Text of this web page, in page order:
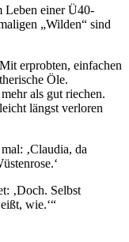
Leben einer Ü40-
„Wilden“ sind
erprobten, einfachen
Öle.
als gut riechen.
längst verloren
‚Claudia, da
‚Doch. Selbst
wie.‘“